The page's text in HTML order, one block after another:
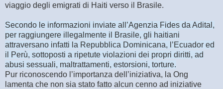
viaggio degli emigrati di Haiti verso il Brasile.
Secondo le informazioni inviate all’Agenzia Fides da Adital,
per raggiungere illegalmente il Brasile, gli haitiani
attraversano infatti la Repubblica Dominicana, l’Ecuador ed
il Perù, sottoposti a ripetute violazioni dei propri diritti, ad
abusi sessuali, maltrattamenti, estorsioni, torture.
Pur riconoscendo l’importanza dell’iniziativa, la Ong
lamenta che non sia stato fatto alcun cenno ad iniziative